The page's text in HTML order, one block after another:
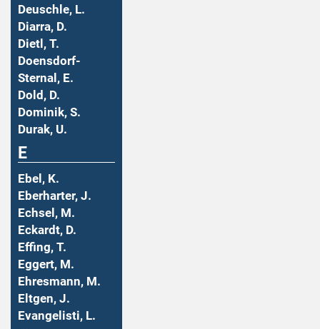
Deuschle, L.
Diarra, D.
Dietl, T.
Doensdorf-
Sternal, E.
Dold, D.
Dominik, S.
Durak, U.
E
Ebel, K.
Eberharter, J.
Echsel, M.
Eckardt, D.
Effing, T.
Eggert, M.
Ehresmann, M.
Eltgen, J.
Evangelisti, L.